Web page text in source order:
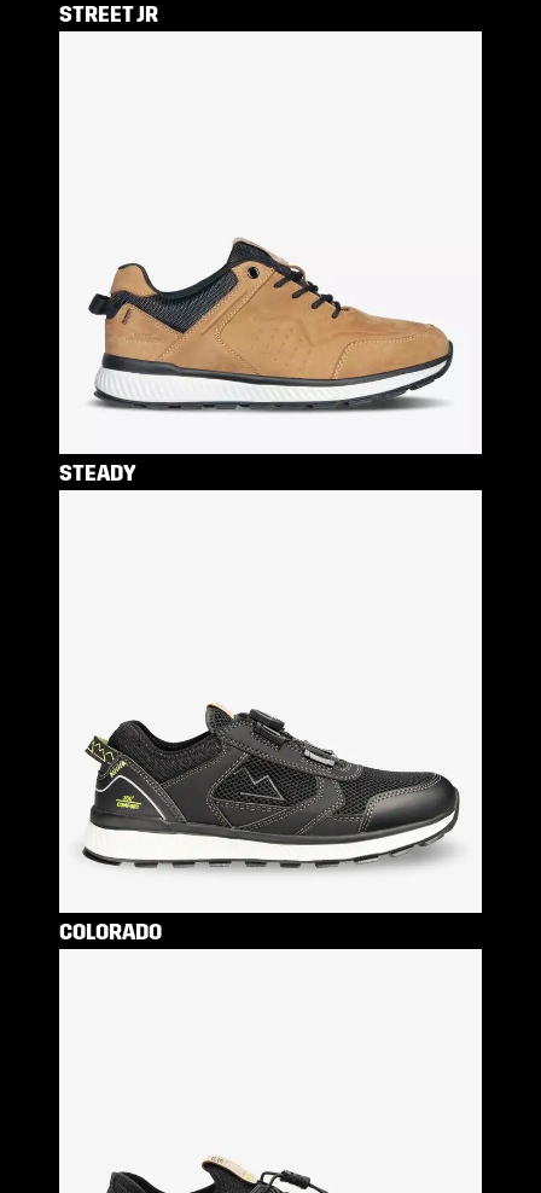
STREET JR
STEADY
COLORADO